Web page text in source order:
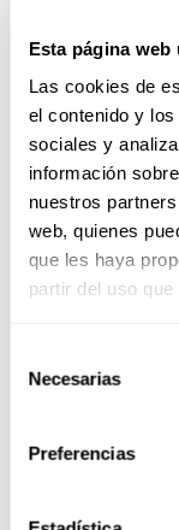
Esta página web
Las cookies de
el contenido y
sociales y
información
nuestros
web, quienes
que les haya
partir del uso
Necesarias
Preferencias